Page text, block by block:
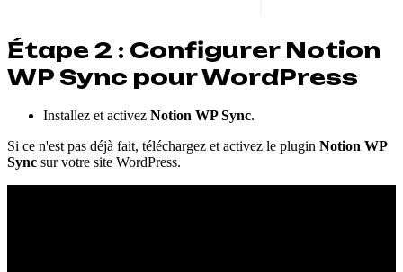
Étape 2 : Configurer Notion
WP Sync pour WordPress
Installez et activez Notion WP Sync.
Si ce n'est pas déjà fait, téléchargez et activez le plugin Notion WP
Sync sur votre site WordPress.